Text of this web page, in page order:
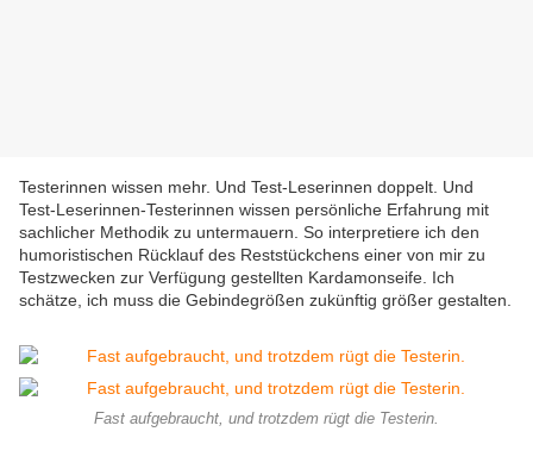
Testerinnen wissen mehr. Und Test-Leserinnen doppelt. Und
Test-Leserinnen-Testerinnen wissen persönliche Erfahrung mit
sachlicher Methodik zu untermauern. So interpretiere ich den
humoristischen Rücklauf des Reststückchens einer von mir zu
Testzwecken zur Verfügung gestellten Kardamonseife. Ich
schätze, ich muss die Gebindegrößen zukünftig größer gestalten.
Fast aufgebraucht, und trotzdem rügt die Testerin.